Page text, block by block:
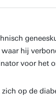
hij
voor het
op de